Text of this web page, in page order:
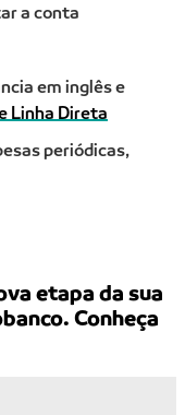
a conta
em inglês e
Linha Direta
periódicas,
etapa da sua
Conheça